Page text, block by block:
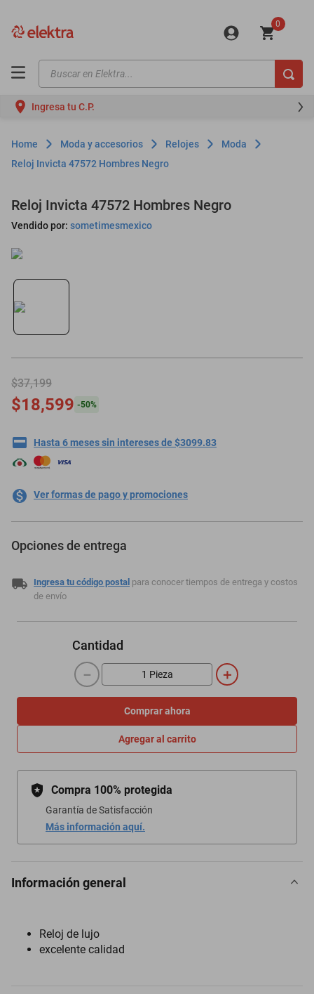
0
Buscar en Elektra...
Ingresa tu C.P.
Moda y accesorios Relojes
Moda
Reloj Invicta 47572 Hombres Negro
Reloj Invicta 47572 Hombres Negro
Vendido por: sometimesmexico
$37,199
$18,599 -50%
Hasta 6 meses sin intereses de $3099.83
Ver formas de pago y promociones
Opciones de entrega
Ingresa tu código postal para conocer tiempos de entrega y costos
de envío
Cantidad
＋
－
Comprar ahora
Agregar al carrito
Compra 100% protegida
Garantía de Satisfacción
Más información aquí.
Información general
Reloj de lujo
excelente calidad
motos
moto
celulares
refrigeradores
salas
minisplit